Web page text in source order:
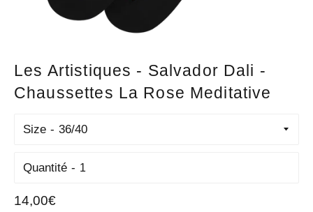
Les Artistiques - Salvador Dali -
Chaussettes La Rose Meditative
Size
Quantité
Prix
14,00€